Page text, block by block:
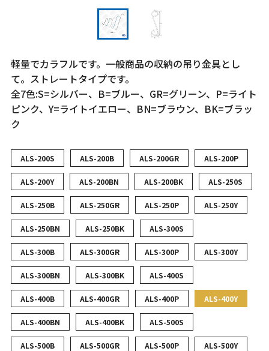
軽量でカラフルです。一般商品の収納の吊り金具とし
て。ストレートタイプです。
全7色:S=シルバー、B=ブルー、GR=グリーン、P=ライト
ピンク、Y=ライトイエロー、BN=ブラウン、BK=ブラッ
ク
ALS-200S ALS-200B ALS-200GR ALS-200P
ALS-200Y ALS-200BN ALS-200BK ALS-250S
ALS-250B ALS-250GR ALS-250P ALS-250Y
ALS-250BN ALS-250BK ALS-300S
ALS-300B ALS-300GR ALS-300P ALS-300Y
ALS-300BN ALS-300BK ALS-400S
ALS-400B ALS-400GR ALS-400P ALS-400Y
ALS-400BN ALS-400BK ALS-500S
ALS-500B ALS-500GR ALS-500P ALS-500Y